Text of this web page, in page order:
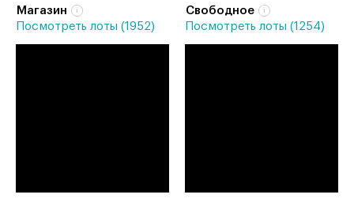
Магазин
Посмотреть лоты (1952)
Свободное
Посмотреть лоты (1254)